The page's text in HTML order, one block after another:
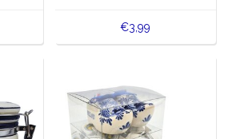
€3,99